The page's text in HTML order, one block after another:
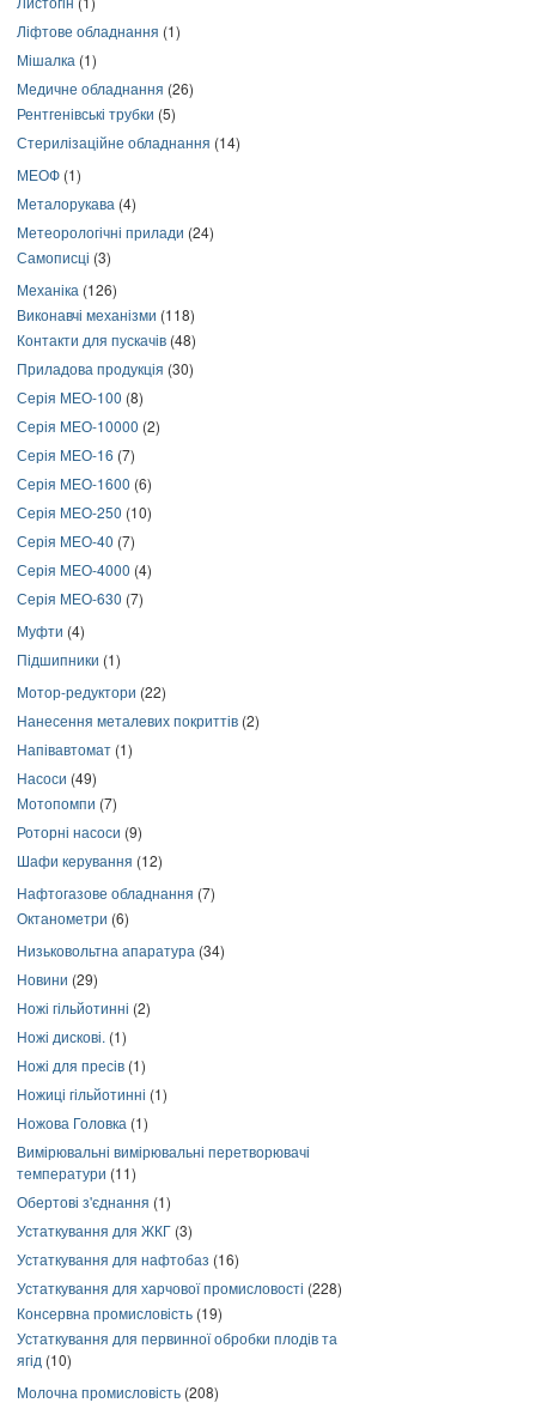
Ліфтове обладнання (1)
Мішалка (1)
Медичне обладнання (26)
Рентгенівські трубки (5)
Стерилізаційне обладнання (14)
МЕОФ (1)
Металорукава (4)
Метеорологічні прилади (24)
Самописці (3)
Механіка (126)
Виконавчі механізми (118)
Контакти для пускачів (48)
Приладова продукція (30)
Серія МЕО-100 (8)
Серія МЕО-10000 (2)
Серія МЕО-16 (7)
Серія МЕО-1600 (6)
Серія МЕО-250 (10)
Серія МЕО-40 (7)
Серія МЕО-4000 (4)
Серія МЕО-630 (7)
Муфти (4)
Підшипники (1)
Мотор-редуктори (22)
Нанесення металевих покриттів (2)
Напівавтомат (1)
Насоси (49)
Мотопомпи (7)
Роторні насоси (9)
Шафи керування (12)
Нафтогазове обладнання (7)
Октанометри (6)
Низьковольтна апаратура (34)
Новини (29)
Ножі гільйотинні (2)
Ножі дискові. (1)
Ножі для пресів (1)
Ножиці гільйотинні (1)
Ножова Головка (1)
Вимірювальні вимірювальні перетворювачі
температури (11)
Обертові з'єднання (1)
Устаткування для ЖКГ (3)
Устаткування для нафтобаз (16)
Устаткування для харчової промисловості (228)
Консервна промисловість (19)
Устаткування для первинної обробки плодів та
ягід (10)
Молочна промисловість (208)